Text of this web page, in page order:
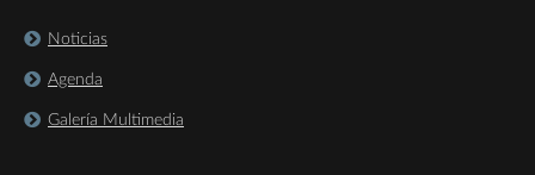
Noticias
Agenda
Galería Multimedia